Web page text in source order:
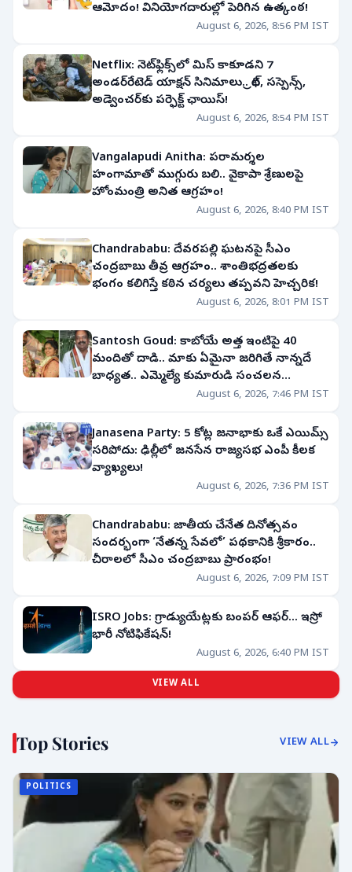
ఆమోదం! వినియోగదారుల్లో పెరిగిన ఉత్కంఠ!
August 6, 2026, 8:56 PM IST
Netflix: నెట్‌ఫ్లిక్స్‌లో మిస్ కాకూడని 7
అండర్‌రేటెడ్ యాక్షన్ సినిమాలు.. థ్రిల్, సస్పెన్స్,
అడ్వెంచర్‌కు పర్ఫెక్ట్ ఛాయిస్!
August 6, 2026, 8:54 PM IST
Vangalapudi Anitha: పరామర్శల
హంగామాతో ముగ్గురు బలి.. వైకాపా శ్రేణులపై
హోంమంత్రి అనిత ఆగ్రహం!
August 6, 2026, 8:40 PM IST
Chandrababu: దేవరపల్లి ఘటనపై సీఎం
చంద్రబాబు తీవ్ర ఆగ్రహం.. శాంతిభద్రతలకు
భంగం కలిగిస్తే కఠిన చర్యలు తప్పవని హెచ్చరిక!
August 6, 2026, 8:01 PM IST
Santosh Goud: కాబోయే అత్త ఇంటిపై 40
మందితో దాడి.. మాకు ఏమైనా జరిగితే నాన్నదే
బాధ్యత.. ఎమ్మెల్యే కుమారుడి సంచలన
August 6, 2026, 7:46 PM IST
Janasena Party: 5 కోట్ల జనాభాకు ఒకే ఎయిమ్స్
సరిపోదు: ఢిల్లీలో జనసేన రాజ్యసభ ఎంపీ కీలక
వ్యాఖ్యలు!
August 6, 2026, 7:36 PM IST
Chandrababu: జాతీయ చేనేత దినోత్సవం
సందర్భంగా ‘నేతన్న సేవలో’ పథకానికి శ్రీకారం..
చీరాలలో సీఎం చంద్రబాబు ప్రారంభం!
August 6, 2026, 7:09 PM IST
ISRO Jobs: గ్రాడ్యుయేట్లకు బంపర్ ఆఫర్... ఇస్రో
భారీ నోటిఫికేషన్!
August 6, 2026, 6:40 PM IST
VIEW ALL
Top Stories VIEW ALL
POLITICS